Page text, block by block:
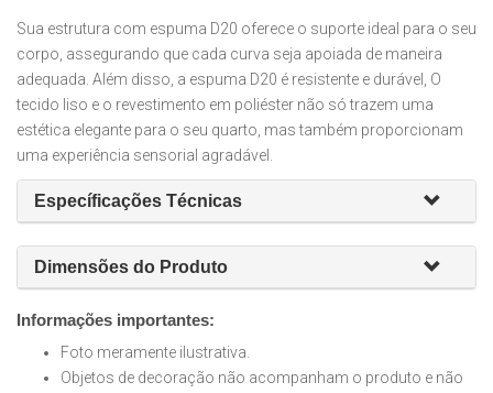
Sua estrutura com espuma D20 oferece o suporte ideal para o seu
corpo, assegurando que cada curva seja apoiada de maneira
adequada. Além disso, a espuma D20 é resistente e durável, O
tecido liso e o revestimento em poliéster não só trazem uma
estética elegante para o seu quarto, mas também proporcionam
uma experiência sensorial agradável.
Específicações Técnicas
Dimensões do Produto
Informações importantes:
Foto meramente ilustrativa.
Objetos de decoração não acompanham o produto e não